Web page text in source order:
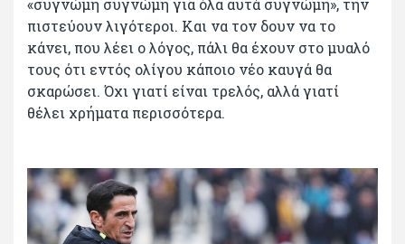
«συγνώμη συγνώμη για όλα αυτά συγνώμη», την
πιστεύουν λιγότεροι. Και να τον δουν να το
κάνει, που λέει ο λόγος, πάλι θα έχουν στο μυαλό
τους ότι εντός ολίγου κάποιο νέο καυγά θα
σκαρώσει. Όχι γιατί είναι τρελός, αλλά γιατί
θέλει χρήματα περισσότερα.